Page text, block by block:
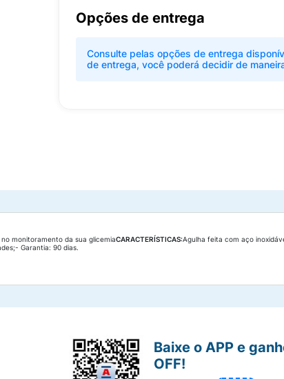
Opções de entrega
Consulte pelas opções de entrega
de entrega, você poderá decidir de
monitoramento da sua glicemiaCARACTERÍSTICAS:Agulha feita com aço
Garantia: 90 dias.
Baixe o APP e
OFF!